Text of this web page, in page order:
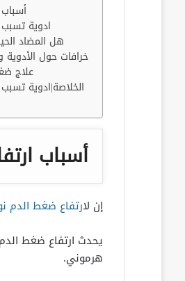
ادوية
هل المضاد
خرافات حول الأدوية
علاج
الخلاصة|ادوية
أسباب
إن لارتفاع ضغط الدم
يحدث ارتفاع ضغط
هرموني.